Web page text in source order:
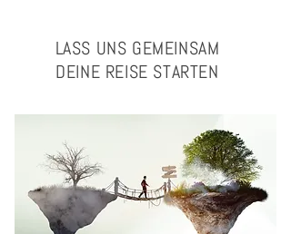
LASS UNS GEMEINSAM
DEINE REISE STARTEN